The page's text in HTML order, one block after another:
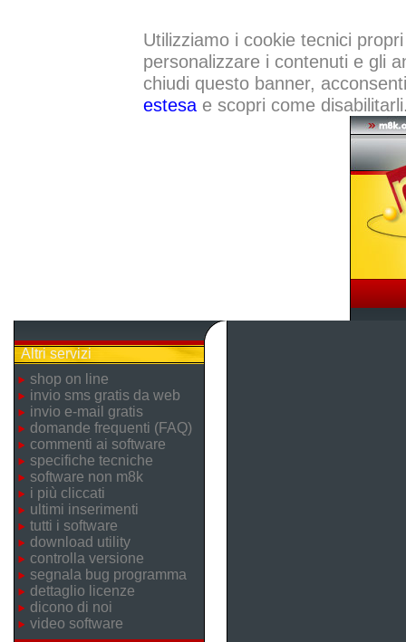
Utilizziamo i cookie tecnici
personalizzare i contenuti e gli
chiudi questo banner,
estesae scopri come
Altri servizi
shop on line
invio sms gratis da web
invio e-mail gratis
domande frequenti (FAQ)
commenti ai software
specifiche tecniche
software non m8k
i più cliccati
ultimi inserimenti
tutti i software
download utility
controlla versione
segnala bug programma
dettaglio licenze
dicono di noi
video software